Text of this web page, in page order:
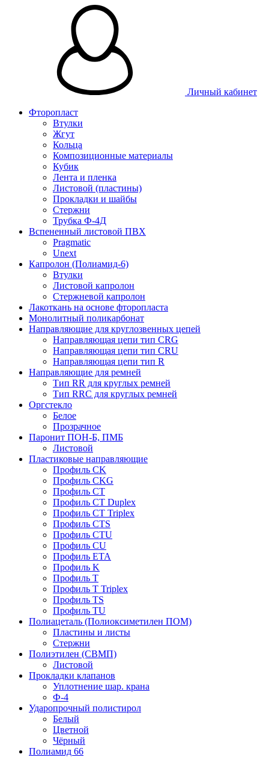
Личный кабинет
Фторопласт
Втулки
Жгут
Кольца
Композиционные материалы
Кубик
Лента и пленка
Листовой (пластины)
Прокладки и шайбы
Стержни
Трубка Ф-4Д
Вспененный листовой ПВХ
Pragmatic
Unext
Капролон (Полиамид-6)
Втулки
Листовой капролон
Стержневой капролон
Лакоткань на основе фторопласта
Монолитный поликарбонат
Направляющие для круглозвенных цепей
Направляющая цепи тип CRG
Направляющая цепи тип CRU
Направляющая цепи тип R
Направляющие для ремней
Тип RR для круглых ремней
Тип RRС для круглых ремней
Оргстекло
Белое
Прозрачное
Паронит ПОН-Б, ПМБ
Листовой
Пластиковые направляющие
Профиль CK
Профиль CKG
Профиль CT
Профиль CT Duplex
Профиль CT Triplex
Профиль CTS
Профиль CTU
Профиль CU
Профиль ETA
Профиль K
Профиль T
Профиль T Triplex
Профиль TS
Профиль TU
Полиацеталь (Полиоксиметилен ПОМ)
Пластины и листы
Стержни
Полиэтилен (СВМП)
Листовой
Прокладки клапанов
Уплотнение шар. крана
Ф-4
Ударопрочный полистирол
Белый
Цветной
Чёрный
Полиамид 66